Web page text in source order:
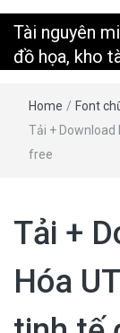
Tài nguyên
đồ họa, kho
Home / Font
Tải + Download
free
Tải +
Hóa